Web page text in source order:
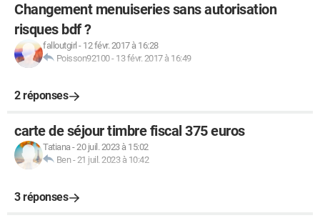
Changement menuiseries sans autorisation
risques bdf ?
falloutgirl - 12 févr. 2017 à 16:28
Poisson92100- 13 févr. 2017 à 16:49
2 réponses
carte de séjour timbre fiscal 375 euros
Tatiana-20 juil. 2023 à 15:02
Ben-21 juil. 2023 à 10:42
3 réponses